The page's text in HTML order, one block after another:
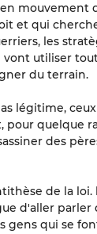
mouvement
et qui
les
vont utiliser
du terrain.
légitime,
pour quelque
des
de la
d'aller parler
gens qui se